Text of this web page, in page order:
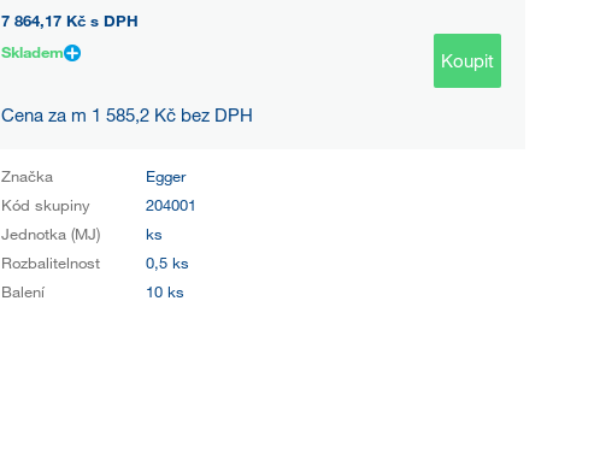
7 864,17 Kč s DPH
Skladem
Koupit
Cena za m 1 585,2 Kč bez DPH
Značka
Egger
Kód skupiny
204001
Jednotka (MJ)
ks
Rozbalitelnost
0,5 ks
Balení
10 ks